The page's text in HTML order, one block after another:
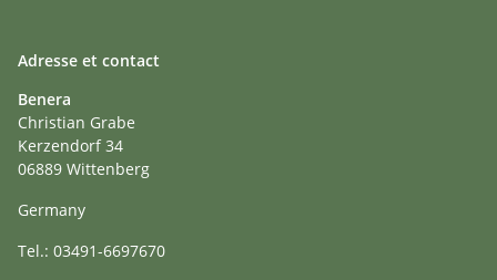
Adresse et contact
Benera
Christian Grabe
Kerzendorf 34
06889 Wittenberg
Germany
Tel.: 03491-6697670